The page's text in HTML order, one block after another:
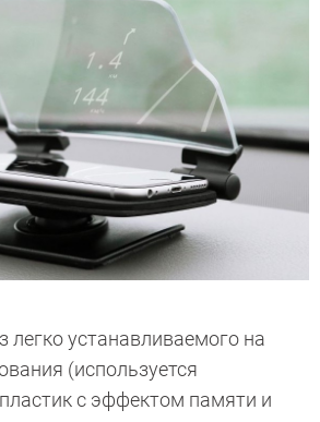
легко устанавливаемого на
(используется
с эффектом памяти и